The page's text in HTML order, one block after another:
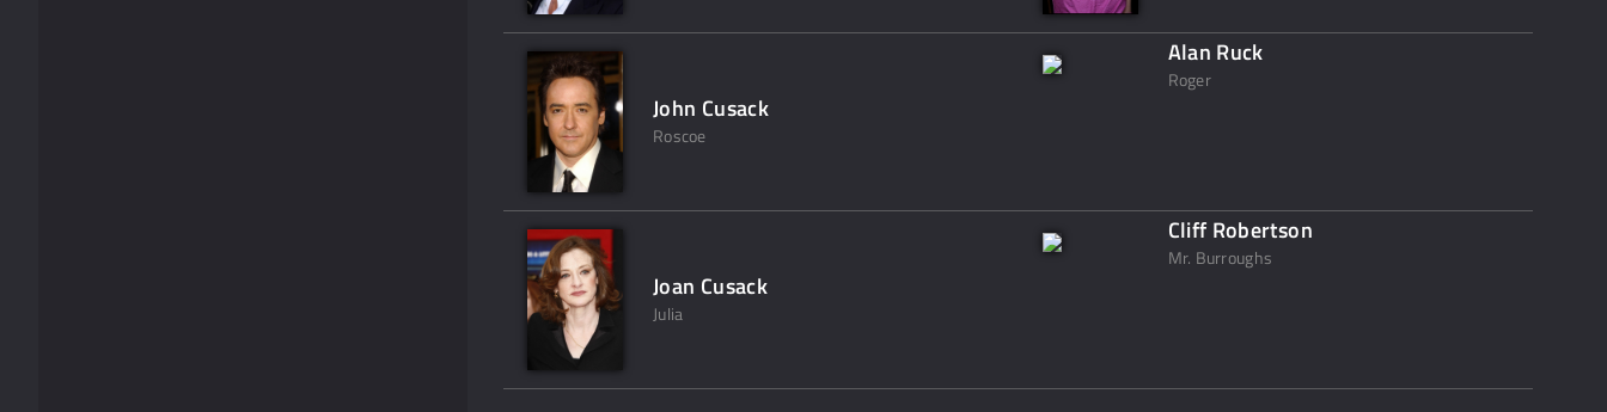
John Cusack
Roscoe
Alan Ruck
Roger
Joan Cusack
Julia
Cliff Robertson
Mr. Burroughs